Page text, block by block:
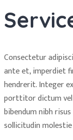
Consectetur
ante et, imperdiet
hendrerit. Integer
porttitor dictum
bibendum nibh
sollicitudin